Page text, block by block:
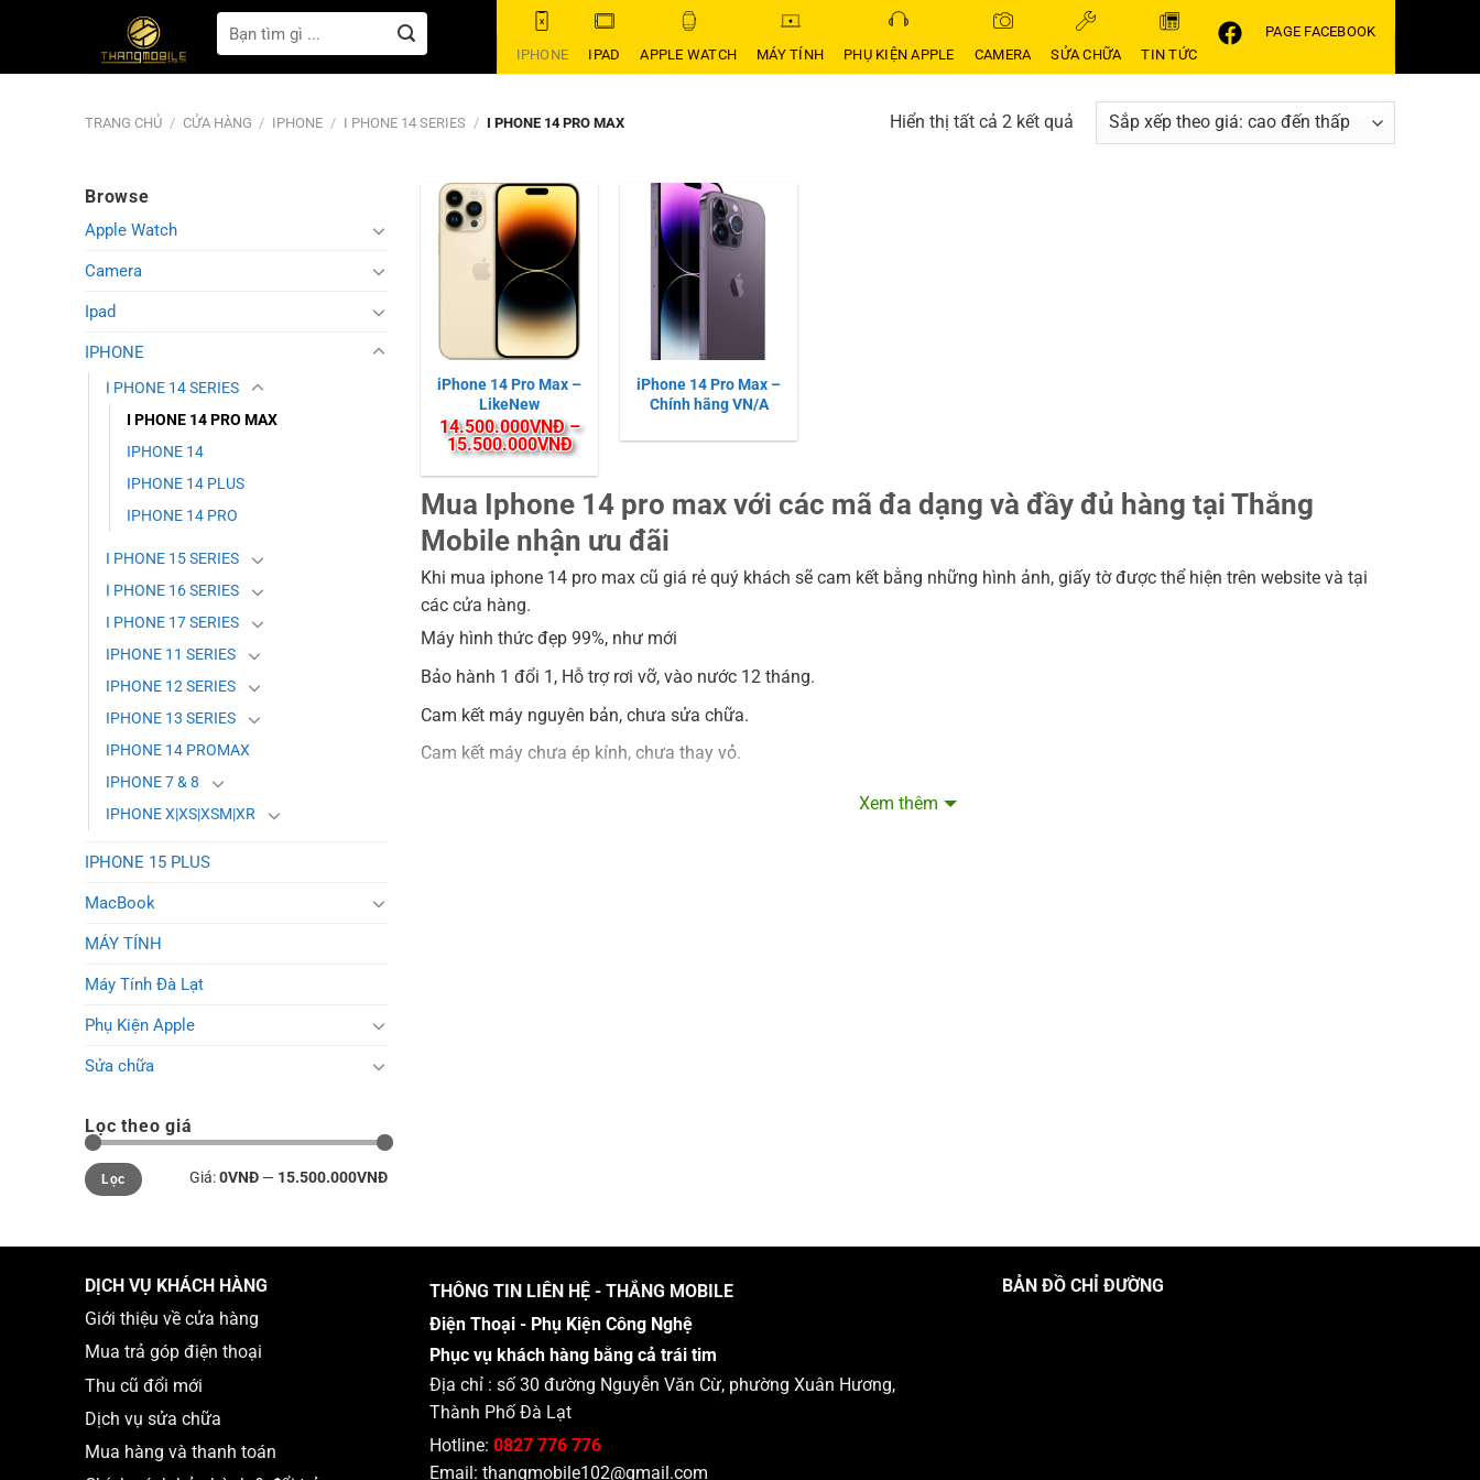
kiếm:
IPHONE IPAD APPLE WATCH MÁY TÍNH PHỤ KIỆN APPLE CAMERA SỬA CHỮA TIN TỨC
PAGE FACEBOOK
TRANG CHỦ / CỬA HÀNG / IPHONE / I PHONE 14 SERIES / I PHONE 14 PRO MAX Hiển thị tất cả 2 kết quảĐã
sắp
Browse
Apple Watch
Camera
Ipad
IPHONE
I PHONE 14 SERIES
I PHONE 14 PRO MAX
IPHONE 14
IPHONE 14 PLUS
IPHONE 14 PRO
I PHONE 15 SERIES
I PHONE 16 SERIES
I PHONE 17 SERIES
IPHONE 11 SERIES
IPHONE 12 SERIES
IPHONE 13 SERIES
IPHONE 14 PROMAX
IPHONE 7 & 8
IPHONE X|XS|XSM|XR
IPHONE 15 PLUS
MacBook
MÁY TÍNH
Máy Tính Đà Lạt
Phụ Kiện Apple
Sửa chữa
Lọc theo giá
Giá
tối
thiểu
Giá
tối
đa
Lọc Giá:0VNĐ — 15.500.000VNĐ
iPhone 14 Pro Max –
LikeNew
14.500.000VNĐ –
15.500.000VNĐKhoảng
giá:
từ
14.500.000VNĐ
đến
15.500.000VNĐ
iPhone 14 Pro Max –
Chính hãng VN/A
Mua Iphone 14 pro max với các mã đa dạng và đầy đủ hàng tại Thắng
Mobile nhận ưu đãi
Khi mua iphone 14 pro max cũ giá rẻ quý khách sẽ cam kết bằng những hình ảnh, giấy tờ được thể hiện trên website và tại
các cửa hàng.
Máy hình thức đẹp 99%, như mới
Bảo hành 1 đổi 1, Hỗ trợ rơi vỡ, vào nước 12 tháng.
Cam kết máy nguyên bản, chưa sửa chữa.
Cam kết máy chưa ép kính, chưa thay vỏ.
Pin zin theo máy hoặc đã được thay pin mới, Pin mới sẽ tính giá bằng pin zin 8X.
Xem thêm
DỊCH VỤ KHÁCH HÀNG
Giới thiệu về cửa hàng
Mua trả góp điện thoại
Thu cũ đổi mới
Dịch vụ sửa chữa
Mua hàng và thanh toán
THÔNG TIN LIÊN HỆ - THẮNG MOBILE
Điện Thoại - Phụ Kiện Công Nghệ
Phục vụ khách hàng bằng cả trái tim
Địa chỉ : số 30 đường Nguyễn Văn Cừ, phường Xuân Hương,
Thành Phố Đà Lạt
Hotline: 0827 776 776
Email: thangmobile102@gmail.com
BẢN ĐỒ CHỈ ĐƯỜNG